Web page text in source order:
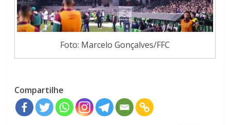
Foto: Marcelo Gonçalves/FFC
Compartilhe